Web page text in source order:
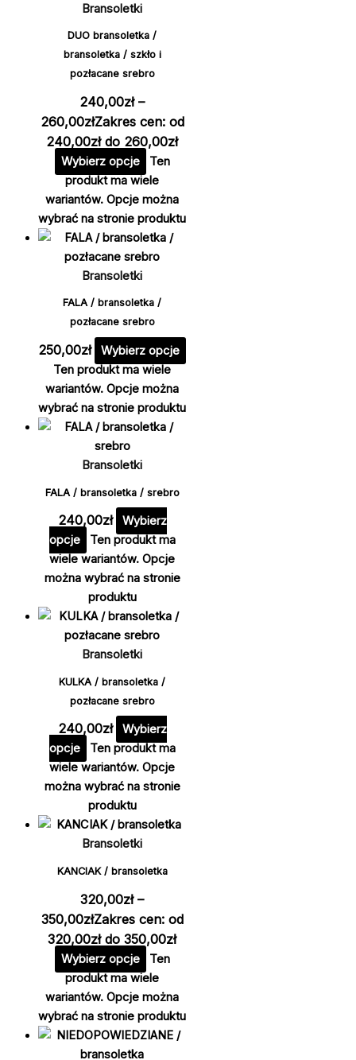
Bransoletki
DUO bransoletka /
bransoletka / szkło i
pozłacane srebro
240,00zł –
260,00złZakres cen: od
240,00zł do 260,00zł
Wybierz opcje
Ten
produkt ma wiele
wariantów. Opcje można
wybrać na stronie produktu
Bransoletki
FALA / bransoletka /
pozłacane srebro
250,00zł
Wybierz opcje
Ten produkt ma wiele
wariantów. Opcje można
wybrać na stronie produktu
Bransoletki
FALA / bransoletka / srebro
240,00zł
Wybierz
opcje
Ten produkt ma
wiele wariantów. Opcje
można wybrać na stronie
produktu
Bransoletki
KULKA / bransoletka /
pozłacane srebro
240,00zł
Wybierz
opcje
Ten produkt ma
wiele wariantów. Opcje
można wybrać na stronie
produktu
Bransoletki
KANCIAK / bransoletka
320,00zł –
350,00złZakres cen: od
320,00zł do 350,00zł
Wybierz opcje
Ten
produkt ma wiele
wariantów. Opcje można
wybrać na stronie produktu